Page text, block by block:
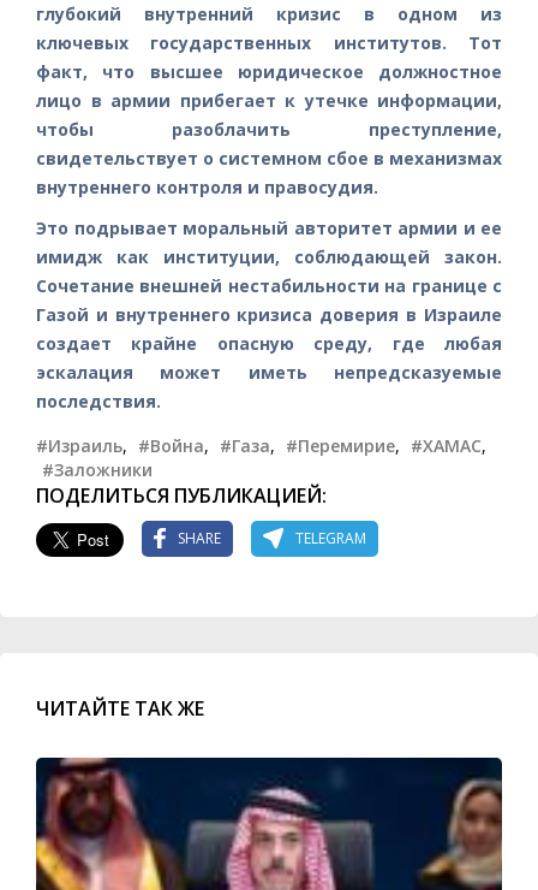
глубокий внутренний кризис в одном из
ключевых государственных институтов. Тот
факт, что высшее юридическое должностное
лицо в армии прибегает к утечке информации,
чтобы разоблачить преступление,
свидетельствует о системном сбое в механизмах
внутреннего контроля и правосудия.
Это подрывает моральный авторитет армии и ее
имидж как институции, соблюдающей закон.
Сочетание внешней нестабильности на границе с
Газой и внутреннего кризиса доверия в Израиле
создает крайне опасную среду, где любая
эскалация может иметь непредсказуемые
последствия.
#Израиль, #Война, #Газа, #Перемирие, #ХАМАС,
#Заложники
ПОДЕЛИТЬСЯ ПУБЛИКАЦИЕЙ:
SHARE TELEGRAM
ЧИТАЙТЕ ТАК ЖЕ